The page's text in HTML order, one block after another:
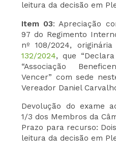
leitura da decisão em
Item 03: Apreciação
97 do Regimento
nº 108/2024,
132/2024, que
“Associação
Vencer” com sede
Vereador Daniel
Devolução do exame
1/3 dos Membros da
Prazo para recurso:
leitura da decisão em